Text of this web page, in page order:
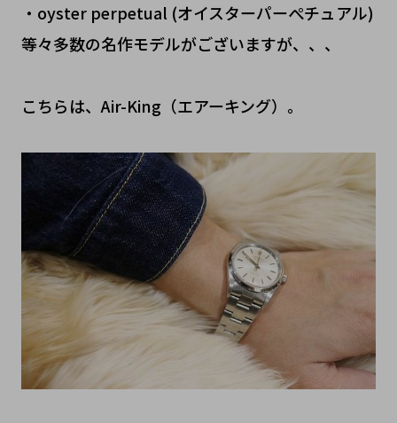
・oyster perpetual (オイスターパーぺチュアル)
等々多数の名作モデルがございますが、、、
こちらは、Air-King（エアーキング）。